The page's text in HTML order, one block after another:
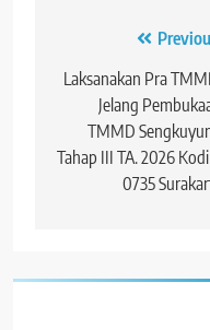
Navigasi
pos
Laksanakan Pra
Jelang
TMMD
Tahap III TA. 2026
0735